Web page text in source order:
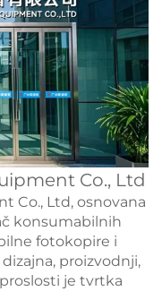
Co., Ltd
Co., Ltd, osnovana
konsumabilnih
fotokopire i
proizvodnji,
je tvrtka